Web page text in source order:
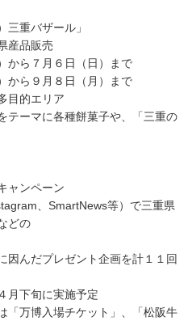
重バザール」
品販売
ら７月６日（日）まで
月８日（月）まで
的エリア
ーマに各種餅菓子や、「三重の
ャンペーン
、SmartNews等）で三重県
どの
んだプレゼント企画を計１１回
下旬に実施予定
博入場チケット」、「松阪牛